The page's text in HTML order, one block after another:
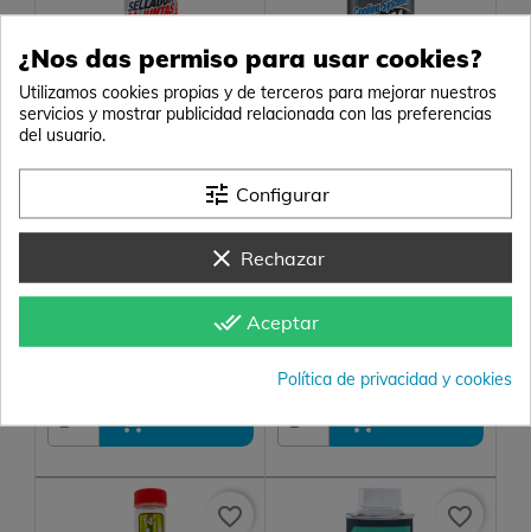
Rislone Head Gasket
Fix
Tapa fugas s. refrigeración
especial bloque y culata
(36,53 € s/IVA)
 AÑADIR
Aluminium
Tapa fugas avanzado
sistema refrigeración
20,40 €
 AÑADIR
favorite_border favorite_border
¿Nos das permiso para usar cookies?
Utilizamos cookies propias y de terceros para mejorar nuestros
servicios y mostrar publicidad relacionada con las preferencias
del usuario.
tune Configurar
clear Rechazar
done_all Aceptar
Política de privacidad y cookies